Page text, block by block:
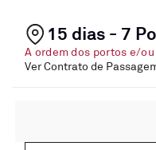
15 dias - 7
A ordem dos portos e/
Ver Contrato de